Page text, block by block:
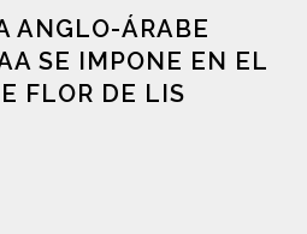
ANGLO-ÁRABE
SE IMPONE EN EL
FLOR DE LIS